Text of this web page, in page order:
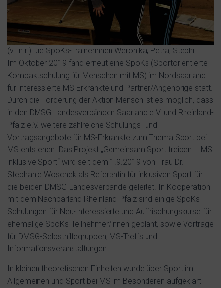
(v.l.n.r.) Die SpoKs-Trainerinnen Weronika, Petra, Stephi
Im Oktober 2019 fand erneut eine SpoKs (Sportorientierte
Kompaktschulung für Menschen mit MS) im Nordsaarland
für interessierte MS-Erkrankte und Partner/Angehörige statt.
Durch die Förderung der Aktion Mensch ist es möglich, dass
in den DMSG Landesverbänden Saarland e.V. und Rheinland-
Pfalz e.V. weitere zahlreiche Schulungs- und
Vortragsangebote für MS-Erkrankte zum Thema Sport bei
MS entstehen. Das Projekt „Gemeinsam Sport treiben – MS
inklusive Sport“ wird seit dem 1.9.2019 von Frau Dr.
Stephanie Woschek als Referentin für inklusiven Sport für
die beiden DMSG-Landesverbände geleitet. In Kooperation
mit dem Nachbarland Rheinland-Pfalz sind einige SpoKs-
Schulungen für Neu-Interessierte und Auffrischungskurse für
ehemalige SpoKs-Teilnehmer/innen geplant, sowie Vorträge
für DMSG-Selbsthilfegruppen, MS-Treffs und
Informationsveranstaltungen.
In kleinen theoretischen Einheiten wurde über Sport im
Allgemeinen und Sport bei MS im Besonderen aufgeklärt